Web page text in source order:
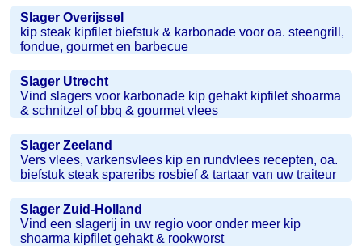
Slager Overijssel
kip steak kipfilet biefstuk & karbonade voor oa. steengrill,
fondue, gourmet en barbecue
Slager Utrecht
Vind slagers voor karbonade kip gehakt kipfilet shoarma
& schnitzel of bbq & gourmet vlees
Slager Zeeland
Vers vlees, varkensvlees kip en rundvlees recepten, oa.
biefstuk steak spareribs rosbief & tartaar van uw traiteur
Slager Zuid-Holland
Vind een slagerij in uw regio voor onder meer kip
shoarma kipfilet gehakt & rookworst